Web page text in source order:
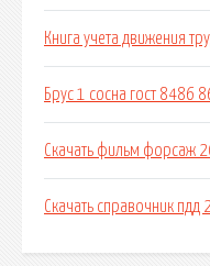
Книга учета движения
Брус 1 сосна гост 8486
Скачать фильм форсаж
Скачать справочник